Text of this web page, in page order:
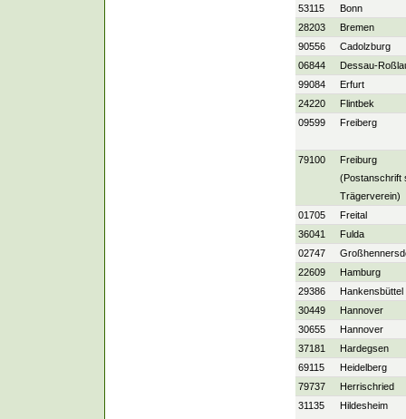
53115
Bonn
28203
Bremen
90556
Cadolzburg
06844
Dessau-
99084
Erfurt
24220
Flintbek
09599
Freiberg
79100
Freiburg
(Postanschrift
Trägerverein)
01705
Freital
36041
Fulda
02747
22609
Hamburg
29386
Hankensbüttel
30449
Hannover
30655
Hannover
37181
Hardegsen
69115
Heidelberg
79737
Herrischried
31135
Hildesheim